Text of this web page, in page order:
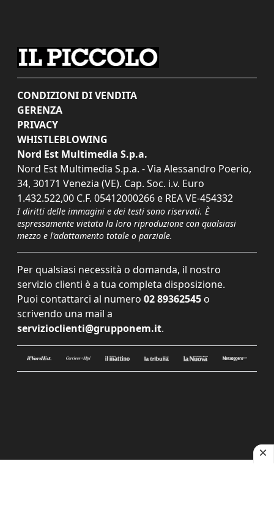
CONDIZIONI DI VENDITA
GERENZA
PRIVACY
WHISTLEBLOWING
Nord Est Multimedia S.p.a.
Nord Est Multimedia S.p.a. - Via Alessandro Poerio,
34, 30171 Venezia (VE). Cap. Soc. i.v. Euro
1.432.522,00 C.F. 05412000266 e REA VE-454332
I diritti delle immagini e dei testi sono riservati. È
espressamente vietata la loro riproduzione con qualsiasi
mezzo e l'adattamento totale o parziale.
Per qualsiasi necessità o domanda, il nostro
servizio clienti è a tua completa disposizione.
Puoi contattarci al numero 02 89362545 o
scrivendo una mail a
servizioclienti@grupponem.it.